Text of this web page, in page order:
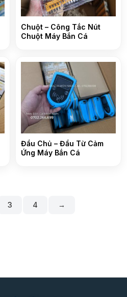
Chuột – Công Tắc Nút
Chuột Máy Bắn Cá
Đầu Chủ – Đầu Từ Cảm
Ứng Máy Bắn Cá
3 4 →